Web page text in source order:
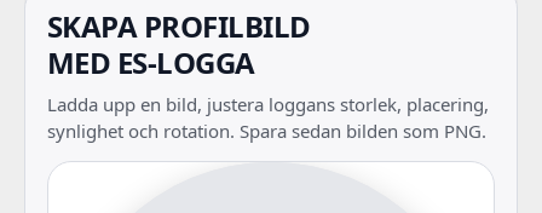
SKAPA PROFILBILD
MED ES-LOGGA
Ladda upp en bild, justera loggans storlek, placering,
synlighet och rotation. Spara sedan bilden som PNG.